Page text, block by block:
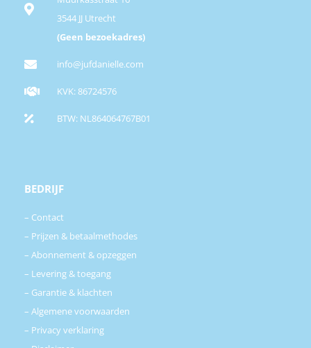
3544 JJ Utrecht
(Geen bezoekadres)
info@jufdanielle.com
KVK: 86724576
BTW: NL864064767B01
BEDRIJF
– Contact
– Prijzen & betaalmethodes
– Abonnement & opzeggen
– Levering & toegang
– Garantie & klachten
– Algemene voorwaarden
– Privacy verklaring